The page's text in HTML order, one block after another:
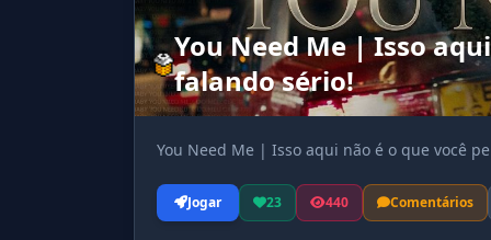
You Need Me | Isso
falando sério!
You Need Me | Isso aqui não é o que você
Jogar 23 440 Comentários